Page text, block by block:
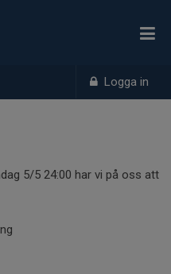
Logga in
5/5 24:00 har vi på oss att